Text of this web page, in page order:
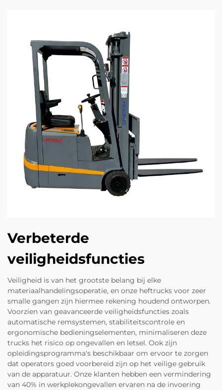
Verbeterde
veiligheidsfuncties
Veiligheid is van het grootste belang bij elke
materiaalhandelingsoperatie, en onze heftrucks voor zeer
smalle gangen zijn hiermee rekening houdend ontworpen.
Voorzien van geavanceerde veiligheidsfuncties zoals
automatische remsystemen, stabiliteitscontrole en
ergonomische bedieningselementen, minimaliseren deze
trucks het risico op ongevallen en letsel. Ook zijn
opleidingsprogramma's beschikbaar om ervoor te zorgen
dat operators goed voorbereid zijn op het veilige gebruik
van de apparatuur. Onze klanten hebben een vermindering
van 40% in werkplekongevallen ervaren na de invoering